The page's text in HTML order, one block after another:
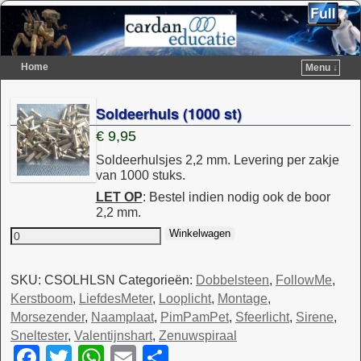
Home
Menu ↓
Soldeerhuls (1000 st)
€9,95
Soldeerhulsjes 2,2 mm. Levering per zakje
van 1000 stuks.
LET OP: Bestel indien nodig ook de boor
2,2 mm.
Winkelwagen
SKU: CSOLHLSN Categorieën: Dobbelsteen, FollowMe,
Kerstboom, LiefdesMeter, Looplicht, Montage,
Morsezender, Naamplaat, PimPamPet, Sfeerlicht, Sirene,
Sneltester, Valentijnshart, Zenuwspiraal